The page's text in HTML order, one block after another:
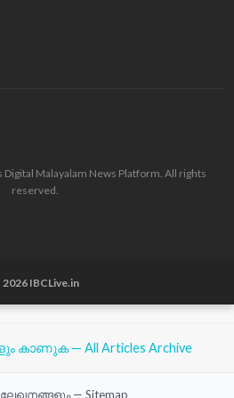
Malayalam News Platform. All rights
reserved.
IBCLive.in
കാണുക — All Articles Archive
— Sitemap